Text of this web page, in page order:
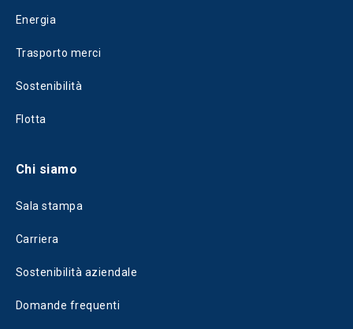
Energia
Trasporto merci
Sostenibilità
Flotta
Chi siamo
Sala stampa
Carriera
Sostenibilità aziendale
Domande frequenti